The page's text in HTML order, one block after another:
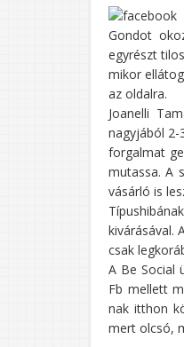
Gondot
egyrészt
mikor
az oldalra.
Joanelli
nagyjából 2-
forgalmat
mutassa. A
vásárló is
kivárásával.
csak
A Be Social
Fb mellett
nak itthon
mert olcsó,